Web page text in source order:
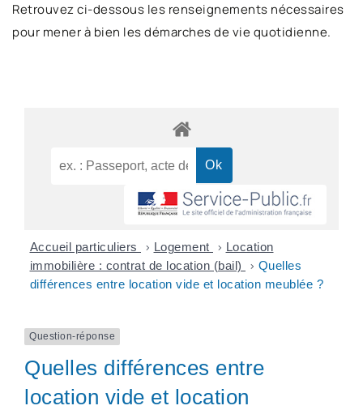
Retrouvez ci-dessous les renseignements nécessaires
pour mener à bien les démarches de vie quotidienne.
Accueil particuliers > Logement > Location
immobilière : contrat de location (bail)
> Quelles
différences entre location vide et location meublée ?
Question-réponse
Quelles différences entre
location vide et location